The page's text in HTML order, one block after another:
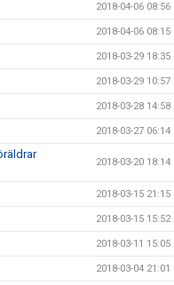
2018-04-06 08:56
2018-04-06 08:15
2018-03-29 18:35
2018-03-29 10:57
2018-03-28 14:58
2018-03-27 06:14
2018-03-20 18:14
2018-03-15 21:15
2018-03-15 15:52
2018-03-11 15:05
2018-03-04 21:01